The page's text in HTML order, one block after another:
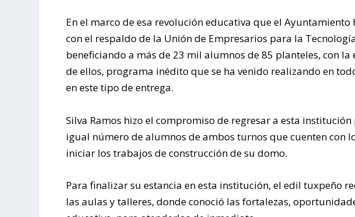
En el marco de esa revolución educativa que el
con el respaldo de la Unión de Empresarios para la
beneficiando a más de 23 mil alumnos de 85 planteles, con
de ellos, programa inédito que se ha venido realizando en
en este tipo de entrega.
Silva Ramos hizo el compromiso de regresar a esta
igual número de alumnos de ambos turnos que cuenten con
iniciar los trabajos de construcción de su domo.
Para finalizar su estancia en esta institución, el edil tuxpeño
las aulas y talleres, donde conoció las fortalezas,